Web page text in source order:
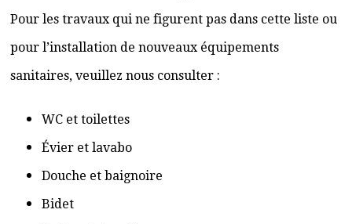
Pour les travaux qui ne figurent pas dans cette liste ou
pour l’installation de nouveaux équipements
sanitaires, veuillez nous consulter :
WC et toilettes
Évier et lavabo
Douche et baignoire
Bidet